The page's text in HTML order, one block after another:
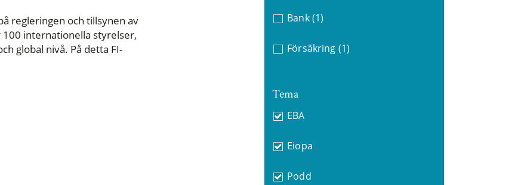
regleringen och tillsynen av
internationella styrelser,
global nivå. På detta FI-
Bank (1)
Försäkring (1)
Tema
EBA
Eiopa
Podd